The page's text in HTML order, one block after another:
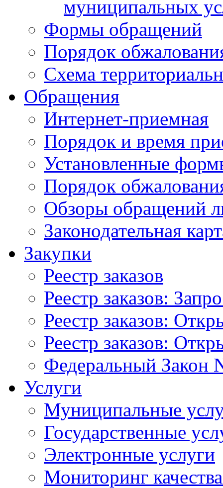
муниципальных
Формы обращений
Порядок
Схема
Обращения
Интернет-приемная
Порядок и время
Установленные
Порядок
Обзоры обращений
Законодательная
Закупки
Реестр заказов
Реестр заказов:
Реестр заказов:
Реестр заказов:
Федеральный Закон
Услуги
Муниципальные
Государственные
Электронные услуги
Мониторинг